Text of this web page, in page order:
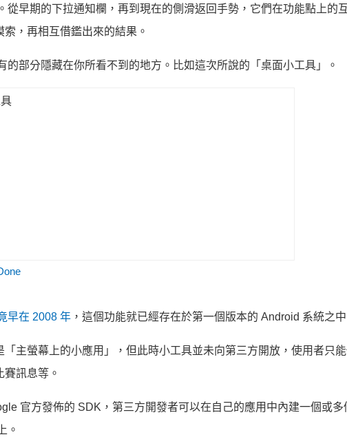
從早期的下拉通知欄，再到現在的側滑返回手勢，它們在功能點上的
，再相互借鑑出來的結果。
部分隱藏在你所看不到的地方。比如這次所說的「桌面小工具」。
早在 2008 年 ，這個功能就已經存在於第一個版本的 Android 系統之中
主螢幕上的小應用」，但此時小工具並未向第三方開放，使用者只能
訊息等。
官方發佈的 SDK，第三方開發者可以在自己的應用中內建一個或多
。